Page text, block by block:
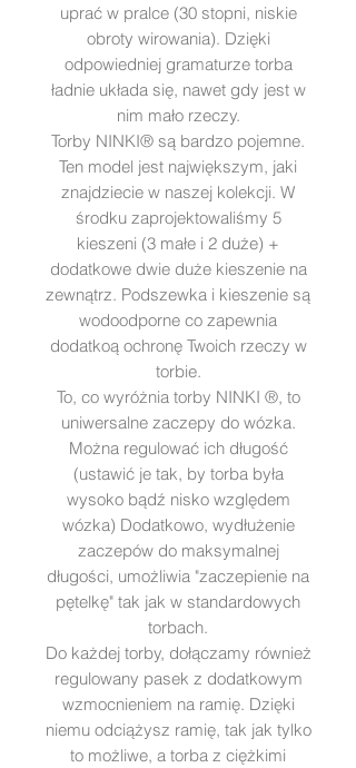
uprać w pralce (30 stopni, niskie
obroty wirowania). Dzięki
odpowiedniej gramaturze torba
ładnie układa się, nawet gdy jest w
nim mało rzeczy.
Torby NINKI® są bardzo pojemne.
Ten model jest największym, jaki
znajdziecie w naszej kolekcji. W
środku zaprojektowaliśmy 5
kieszeni (3 małe i 2 duże) +
dodatkowe dwie duże kieszenie na
zewnątrz. Podszewka i kieszenie są
wodoodporne co zapewnia
dodatkoą ochronę Twoich rzeczy w
torbie.
To, co wyróżnia torby NINKI ®, to
uniwersalne zaczepy do wózka.
Można regulować ich długość
(ustawić je tak, by torba była
wysoko bądź nisko względem
wózka) Dodatkowo, wydłużenie
zaczepów do maksymalnej
długości, umożliwia "zaczepienie na
pętelkę" tak jak w standardowych
torbach.
Do każdej torby, dołączamy również
regulowany pasek z dodatkowym
wzmocnieniem na ramię. Dzięki
niemu odciążysz ramię, tak jak tylko
to możliwe, a torba z ciężkimi